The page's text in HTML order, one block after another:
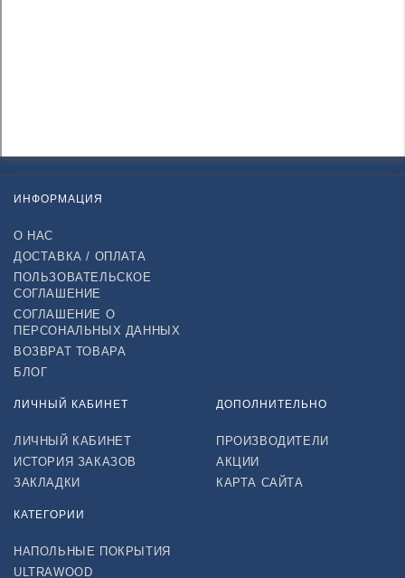
ИНФОРМАЦИЯ
О НАС
ДОСТАВКА / ОПЛАТА
ПОЛЬЗОВАТЕЛЬСКОЕ
СОГЛАШЕНИЕ
СОГЛАШЕНИЕ О
ПЕРСОНАЛЬНЫХ ДАННЫХ
ВОЗВРАТ ТОВАРА
БЛОГ
ЛИЧНЫЙ КАБИНЕТ
ЛИЧНЫЙ КАБИНЕТ
ИСТОРИЯ ЗАКАЗОВ
ЗАКЛАДКИ
ДОПОЛНИТЕЛЬНО
ПРОИЗВОДИТЕЛИ
АКЦИИ
КАРТА САЙТА
КАТЕГОРИИ
НАПОЛЬНЫЕ ПОКРЫТИЯ
ULTRAWOOD